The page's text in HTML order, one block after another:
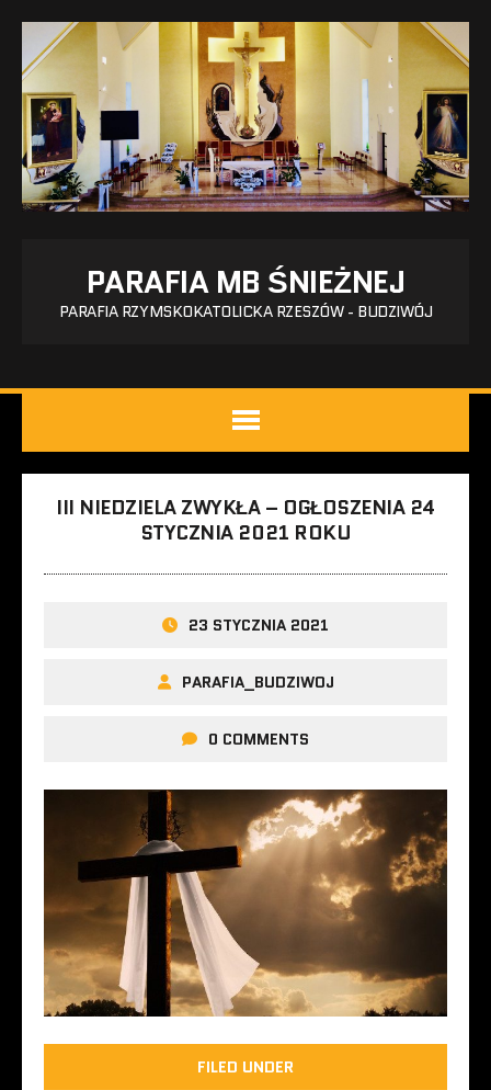
PARAFIA MB ŚNIEŻNEJ
PARAFIA RZYMSKOKATOLICKA RZESZÓW - BUDZIWÓJ
III NIEDZIELA ZWYKŁA – OGŁOSZENIA 24
STYCZNIA 2021 ROKU
23 STYCZNIA 2021
PARAFIA_BUDZIWOJ
0 COMMENTS
FILED UNDER